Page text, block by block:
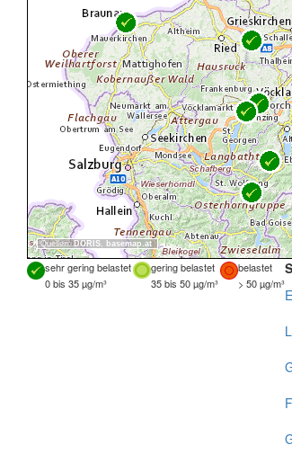
Quellen:DORIS, basemap.at
sehr gering belastet gering belastet
belastet
0 bis 35 µg/m³
35 bis 50 µg/m³ > 50 µg/m³